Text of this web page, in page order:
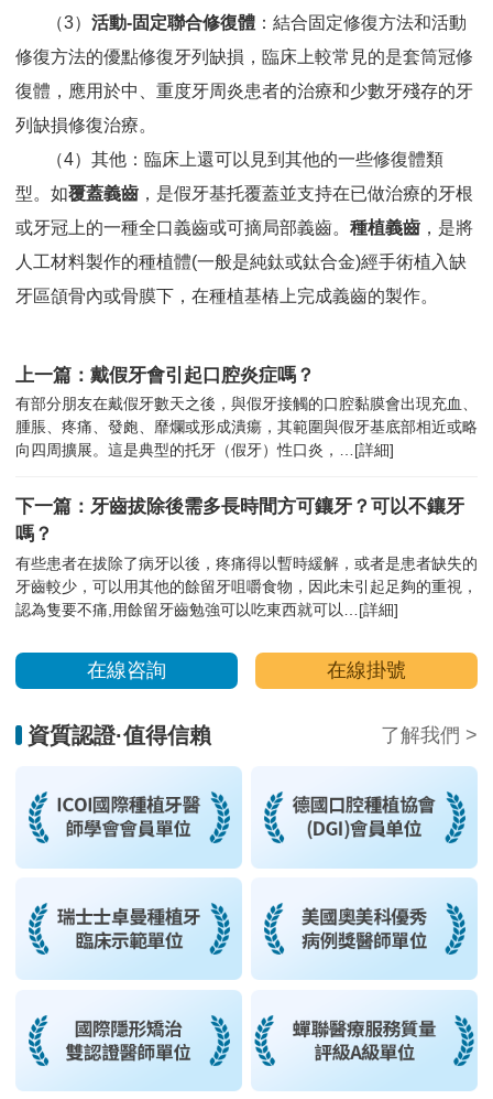
（3） 活動-固定聯合修復體 ：結合固定修復方法和活動
修復方法的優點修復牙列缺損，臨床上較常見的是套筒冠修
復體，應用於中、重度牙周炎患者的治療和少數牙殘存的牙
列缺損修復治療。
（4）其他：臨床上還可以見到其他的一些修復體類
型。如覆蓋義齒 ，是假牙基托覆蓋並支持在已做治療的牙根
或牙冠上的一種全口義齒或可摘局部義齒。 種植義齒 ，是將
人工材料製作的種植體(一般是純鈦或鈦合金)經手術植入缺
牙區頜骨內或骨膜下，在種植基樁上完成義齒的製作。
上一篇：戴假牙會引起口腔炎症嗎？
有部分朋友在戴假牙數天之後，與假牙接觸的口腔黏膜會出現充血、
腫脹、疼痛、發皰、靡爛或形成潰瘍，其範圍與假牙基底部相近或略
向四周擴展。這是典型的托牙（假牙）性口炎，… [詳細]
下一篇：牙齒拔除後需多長時間方可鑲牙？可以不鑲牙
嗎？
有些患者在拔除了病牙以後，疼痛得以暫時緩解，或者是患者缺失的
牙齒較少，可以用其他的餘留牙咀嚼食物，因此未引起足夠的重視，
認為隻要不痛,用餘留牙齒勉強可以吃東西就可以… [詳細]
在線咨詢 在線掛號
資質認證·值得信賴 了解我們 >